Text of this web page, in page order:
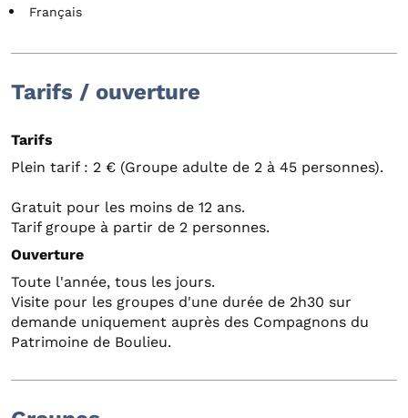
Français
Tarifs / ouverture
Tarifs
Plein tarif : 2 € (Groupe adulte de 2 à 45 personnes).
Gratuit pour les moins de 12 ans.
Tarif groupe à partir de 2 personnes.
Ouverture
Toute l'année, tous les jours.
Visite pour les groupes d'une durée de 2h30 sur
demande uniquement auprès des Compagnons du
Patrimoine de Boulieu.